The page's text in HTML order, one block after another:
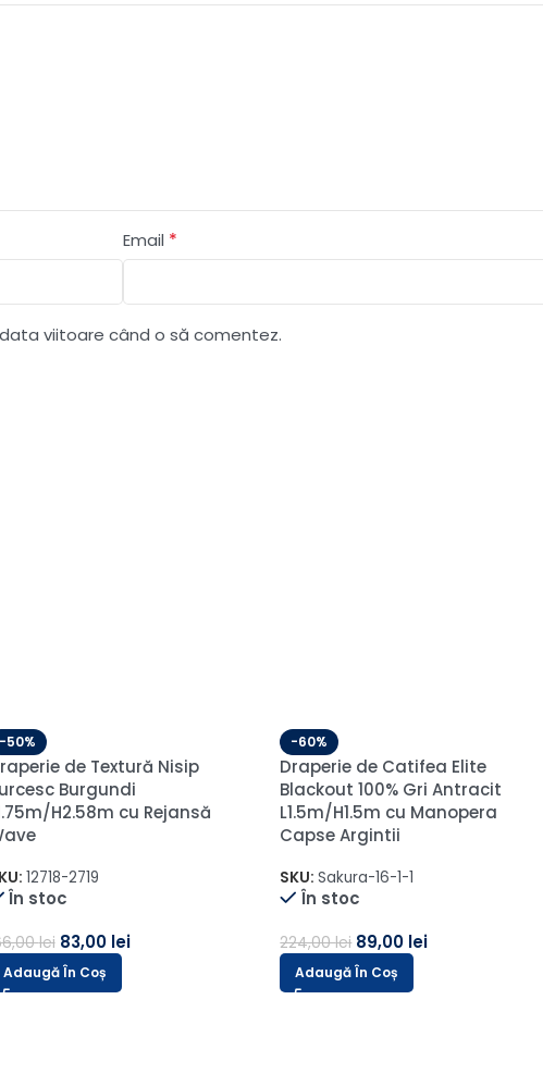
Email *
viitoare când o să comentez.
-59%
de Catifea
Blackout 90% Gri
L1m/H2.53m cu Capse
În stoc
Adaugă În Coș
-60%
Perdea Brodata Model Elegant
Crem/Maro L5m/H2.60m cu
Rejansă Wave
În stoc
Adaugă În Coș